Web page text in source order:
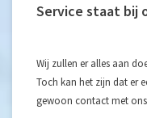
Service staat bij
Wij zullen er alles aan
Toch kan het zijn dat er
gewoon contact met